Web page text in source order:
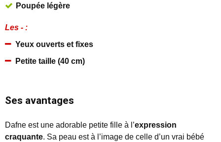
Poupée légère
Les - :
Yeux ouverts et fixes
Petite taille (40 cm)
Ses avantages
Dafne est une adorable petite fille à l’expression
craquante. Sa peau est à l’image de celle d’un vrai bébé